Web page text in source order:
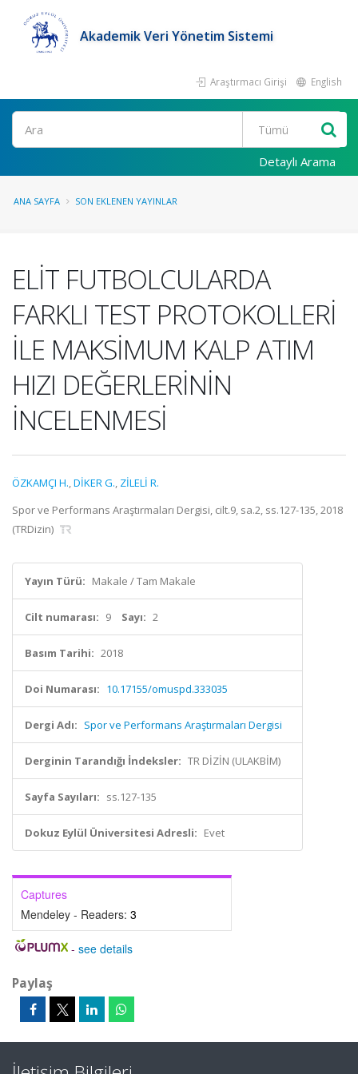
Akademik Veri Yönetim Sistemi
Araştırmacı Girişi English
Ara
Detaylı Arama
ANA SAYFA SON EKLENEN YAYINLAR
ELİT FUTBOLCULARDA
FARKLI TEST PROTOKOLLERİ
İLE MAKSİMUM KALP ATIM
HIZI DEĞERLERİNİN
İNCELENMESİ
ÖZKAMÇI H.,DİKER G., ZİLELİ R.
Spor ve Performans Araştırmaları Dergisi, cilt.9, sa.2, ss.127-135, 2018
(TRDizin)
Yayın Türü: Makale / Tam Makale
Cilt numarası: 9 Sayı: 2
Basım Tarihi: 2018
Doi Numarası: 10.17155/omuspd.333035
Dergi Adı: Spor ve Performans Araştırmaları Dergisi
Derginin Tarandığı İndeksler: TR DİZİN (ULAKBİM)
Sayfa Sayıları: ss.127-135
Dokuz Eylül Üniversitesi Adresli: Evet
Captures
Mendeley - Readers: 3
- see details
Paylaş